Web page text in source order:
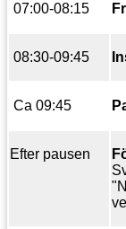
07:00-08:15
08:30-09:45
Ca 09:45
Efter pausen